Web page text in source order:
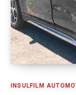
INSULFILM